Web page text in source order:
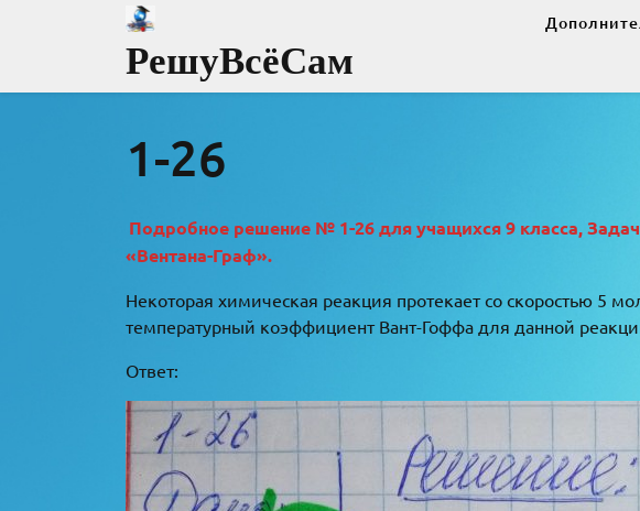
РешуВсёСам
1-26
Подробное решение № 1-26 для учащихся 9 класса,
«Вентана-Граф».
Некоторая химическая реакция протекает со скоростью 5
температурный коэффициент Вант-Гоффа для данной
Ответ: